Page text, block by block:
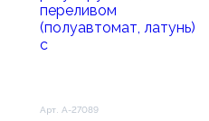
Арт. А-27089